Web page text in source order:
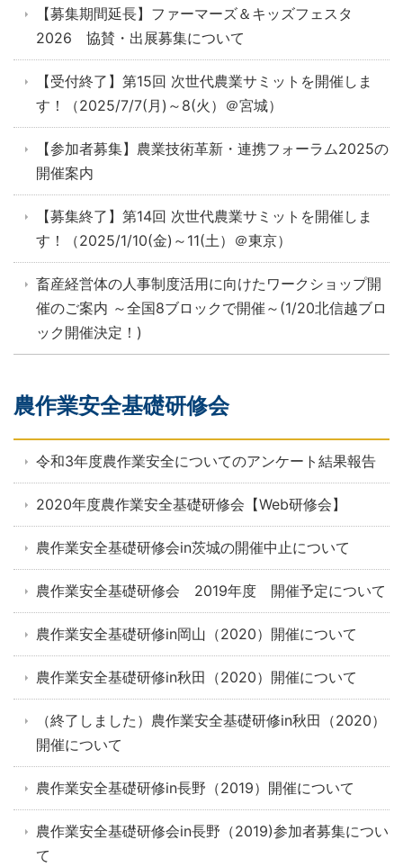
【募集期間延長】ファーマーズ＆キッズフェスタ
2026 協賛・出展募集について
【受付終了】第15回 次世代農業サミットを開催しま
す！（2025/7/7(月)～8(火）＠宮城）
【参加者募集】農業技術革新・連携フォーラム2025の
開催案内
【募集終了】第14回 次世代農業サミットを開催しま
す！（2025/1/10(金)～11(土）＠東京）
畜産経営体の人事制度活用に向けたワークショップ開
催のご案内 ～全国8ブロックで開催～(1/20北信越ブロ
ック開催決定！)
農作業安全基礎研修会
令和3年度農作業安全についてのアンケート結果報告
2020年度農作業安全基礎研修会【Web研修会】
農作業安全基礎研修会in茨城の開催中止について
農作業安全基礎研修会 2019年度 開催予定について
農作業安全基礎研修in岡山（2020）開催について
農作業安全基礎研修in秋田（2020）開催について
（終了しました）農作業安全基礎研修in秋田（2020）
開催について
農作業安全基礎研修in長野（2019）開催について
農作業安全基礎研修会in長野（2019)参加者募集につい
て